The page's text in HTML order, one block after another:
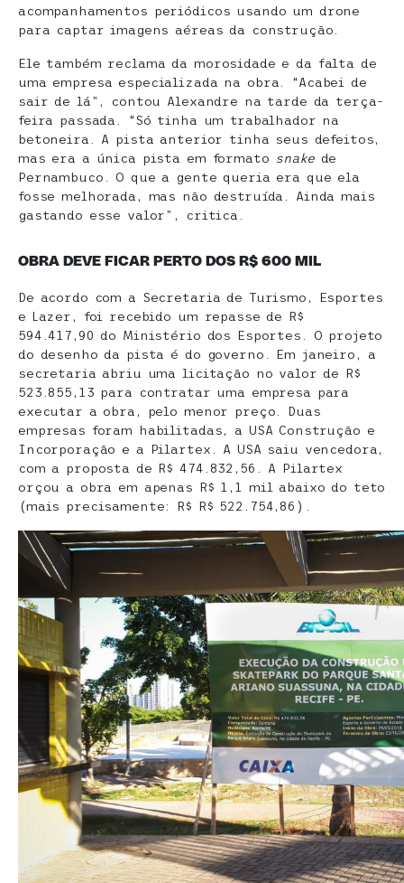
acompanhamentos periódicos usando um drone
para captar imagens aéreas da construção.
Ele também reclama da morosidade e da falta de
uma empresa especializada na obra. “Acabei de
sair de lá”, contou Alexandre na tarde da terça-
feira passada. “Só tinha um trabalhador na
betoneira. A pista anterior tinha seus defeitos,
mas era a única pista em formato snakede
Pernambuco. O que a gente queria era que ela
fosse melhorada, mas não destruída. Ainda mais
gastando esse valor”, critica.
OBRA DEVE FICAR PERTO DOS R$ 600 MIL
De acordo com a Secretaria de Turismo, Esportes
e Lazer, foi recebido um repasse de R$
594.417,90 do Ministério dos Esportes. O projeto
do desenho da pista é do governo. Em janeiro, a
secretaria abriu uma licitação no valor de R$
523.855,13 para contratar uma empresa para
executar a obra, pelo menor preço. Duas
empresas foram habilitadas, a USA Construção e
Incorporação e a Pilartex. A USA saiu vencedora,
com a proposta de R$ 474.832,56. A Pilartex
orçou a obra em apenas R$ 1,1 mil abaixo do teto
(mais precisamente: R$ R$ 522.754,86).